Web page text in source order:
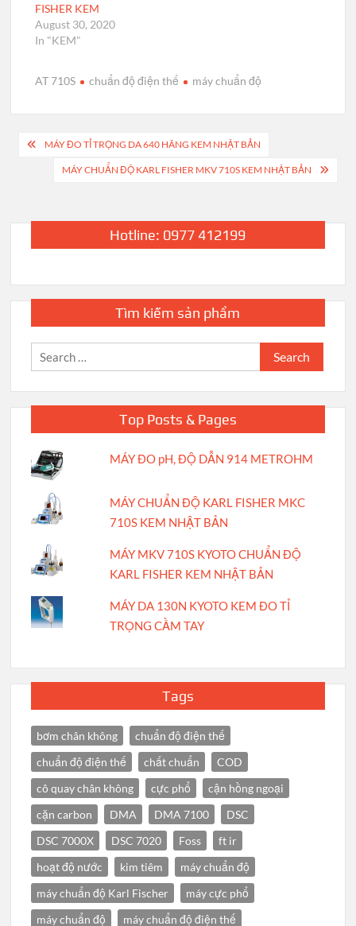
FISHER KEM
August 30, 2020
In "KEM"
AT 710S chuẩn độ điện thế máy chuẩn độ
Post
navigation
MÁY ĐO TỈ TRỌNG DA 640 HÃNG KEM NHẬT BẢN
MÁY CHUẨN ĐỘ KARL FISHER MKV 710S KEM NHẬT BẢN
Hotline: 0977 412199
Tìm kiếm sản phẩm
Search
for:
Top Posts & Pages
MÁY ĐO pH, ĐỘ DẪN 914 METROHM
MÁY CHUẨN ĐỘ KARL FISHER MKC
710S KEM NHẬT BẢN
MÁY MKV 710S KYOTO CHUẨN ĐỘ
KARL FISHER KEM NHẬT BẢN
MÁY DA 130N KYOTO KEM ĐO TỈ
TRỌNG CẦM TAY
Tags
bơm chân không
chuẩn độ điện thế
chuẩn độ điện thế
chất chuẩn
COD
cô quay chân không
cực phổ
cận hồng ngoại
cặn carbon
DMA DMA 7100
DSC
DSC 7000X
DSC 7020 Foss
ft ir
hoạt độ nước
kim tiêm
máy chuẩn độ
máy chuẩn độ Karl Fischer
máy cực phổ
máy chuẩn độ
máy chuẩn độ điện thế